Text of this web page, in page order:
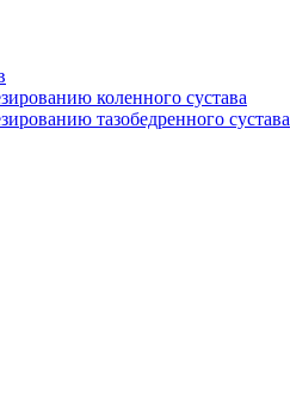
коленного сустава
тазобедренного сустава